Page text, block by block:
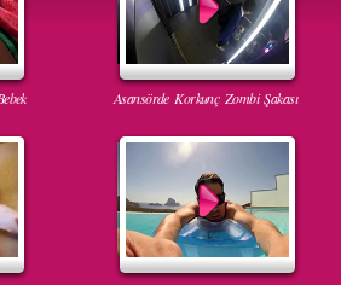
Asansörde Korkunç Zombi Şakası